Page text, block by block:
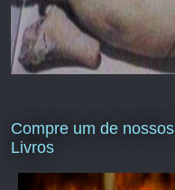
Compre um de nossos
Livros